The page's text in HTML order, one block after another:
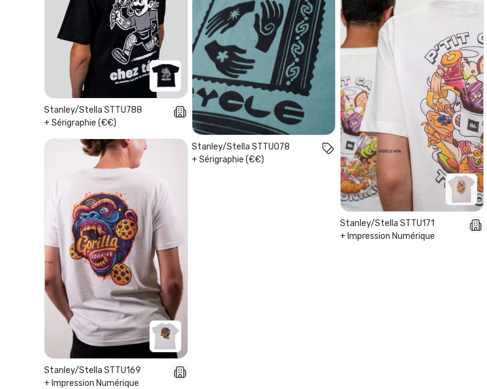
Stanley/Stella STTU788
+ Sérigraphie (€€)
Stanley/Stella STTU078
+ Sérigraphie (€€)
Stanley/Stella STTU171
+ Impression Numérique
Stanley/Stella STTU169
+ Impression Numérique